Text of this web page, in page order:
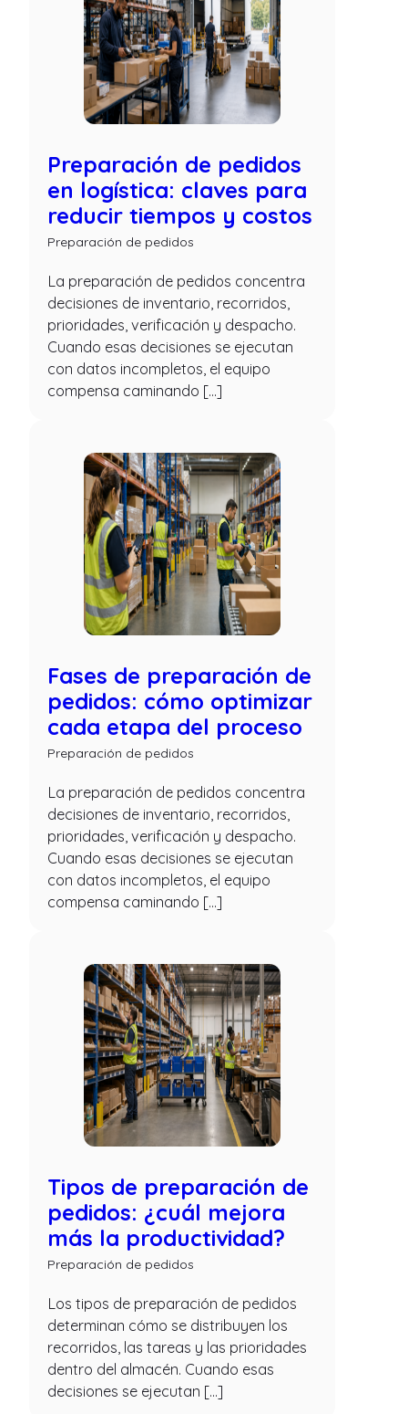
Preparación de pedidos
en logística: claves para
reducir tiempos y costos
Preparación de pedidos
La preparación de pedidos concentra
decisiones de inventario, recorridos,
prioridades, verificación y despacho.
Cuando esas decisiones se ejecutan
con datos incompletos, el equipo
compensa caminando […]
Fases de preparación de
pedidos: cómo optimizar
cada etapa del proceso
Preparación de pedidos
La preparación de pedidos concentra
decisiones de inventario, recorridos,
prioridades, verificación y despacho.
Cuando esas decisiones se ejecutan
con datos incompletos, el equipo
compensa caminando […]
Tipos de preparación de
pedidos: ¿cuál mejora
más la productividad?
Preparación de pedidos
Los tipos de preparación de pedidos
determinan cómo se distribuyen los
recorridos, las tareas y las prioridades
dentro del almacén. Cuando esas
decisiones se ejecutan […]